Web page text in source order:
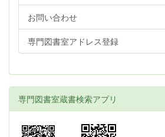
お問い合わせ
専門図書室アドレス登録
専門図書室蔵書検索アプリ